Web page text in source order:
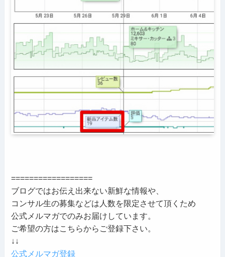
==================
ブログではお伝え出来ない新鮮な情報や、
コンサル生の募集などは人数を限定させて頂くため
公式メルマガでのみお届けしています。
ご希望の方はこちらからご登録下さい。
↓↓
公式メルマガ登録